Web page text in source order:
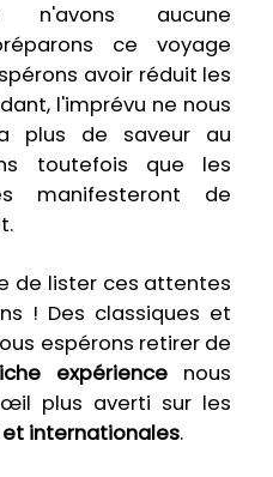
n'avons aucune
ce voyage
avoir réduit les
l'imprévu ne nous
plus de saveur au
toutefois que les
manifesteront de
de lister ces attentes
! Des classiques et
espérons retirer de
expérience nous
plus averti sur les
internationales.